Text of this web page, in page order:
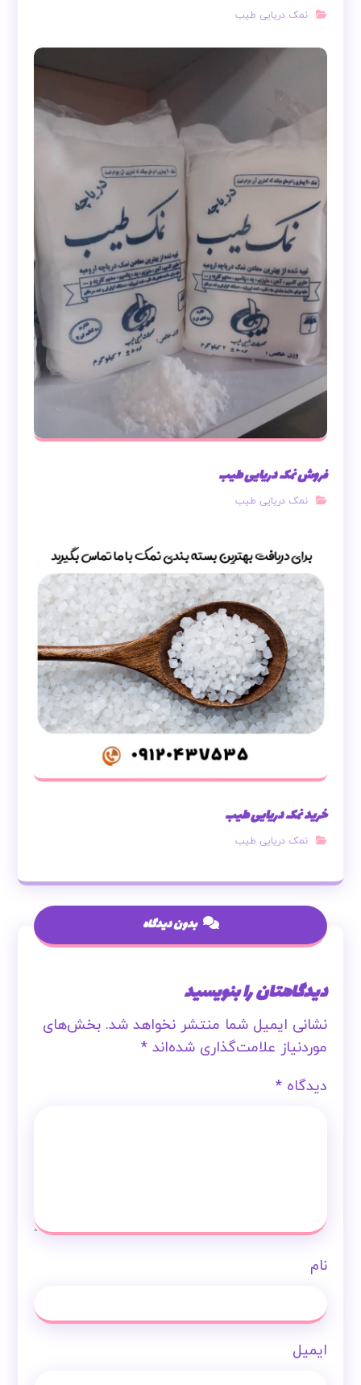
نمک دریایی طیب
فروش نمک دریایی طیب
نمک دریایی طیب
خرید نمک دریایی طیب
نمک دریایی طیب
بدون دیدگاه
دیدگاهتان را بنویسید
نشانی ایمیل شما منتشر نخواهد شد. بخش‌های
موردنیاز علامت‌گذاری شده‌اند*
دیدگاه*
نام
ایمیل